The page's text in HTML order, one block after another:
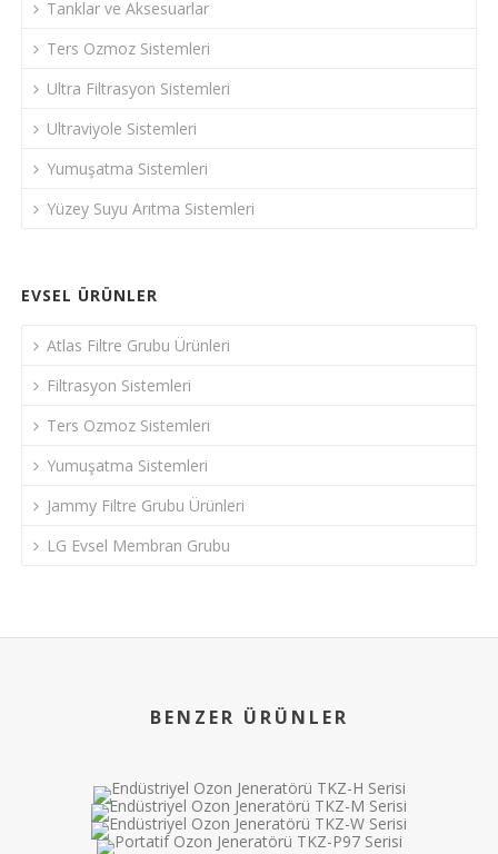
Tanklar ve Aksesuarlar
Ters Ozmoz Sistemleri
Ultra Filtrasyon Sistemleri
Ultraviyole Sistemleri
Yumuşatma Sistemleri
Yüzey Suyu Arıtma Sistemleri
EVSEL ÜRÜNLER
Atlas Filtre Grubu Ürünleri
Filtrasyon Sistemleri
Ters Ozmoz Sistemleri
Yumuşatma Sistemleri
Jammy Filtre Grubu Ürünleri
LG Evsel Membran Grubu
BENZER ÜRÜNLER